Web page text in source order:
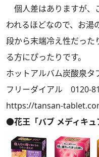
個人差はありますが、
われるほどなので、お
段から末端冷え性だった
る方にぴったりです。
ホットアルバム炭酸泉タ
フリーダイアル 0120-
https://tansan-
●花王「バブ メディキュ